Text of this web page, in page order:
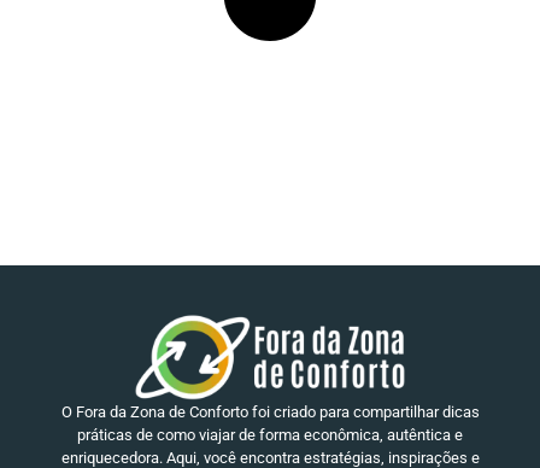
O Fora da Zona de Conforto foi criado para compartilhar dicas
práticas de como viajar de forma econômica, autêntica e
enriquecedora. Aqui, você encontra estratégias, inspirações e